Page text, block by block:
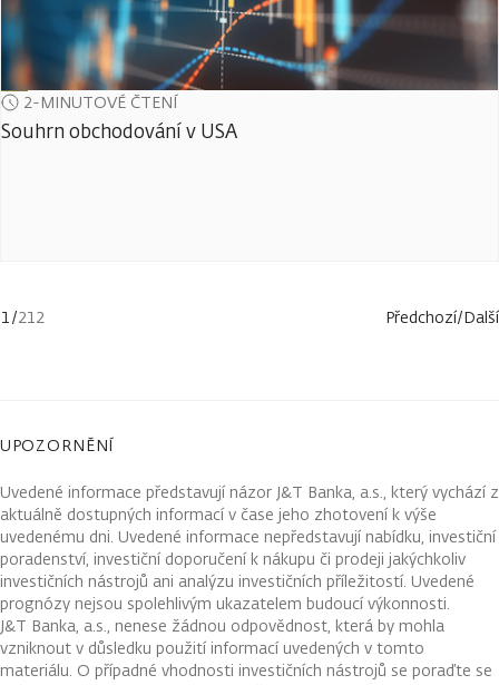
2-MINUTOVÉ ČTENÍ
Souhrn obchodování v USA
1/212 Předchozí/Další
UPOZORNĚNÍ
Uvedené informace představují názor J&T Banka, a.s., který vychází z
aktuálně dostupných informací v čase jeho zhotovení k výše
uvedenému dni. Uvedené informace nepředstavují nabídku, investiční
poradenství, investiční doporučení k nákupu či prodeji jakýchkoliv
investičních nástrojů ani analýzu investičních příležitostí. Uvedené
prognózy nejsou spolehlivým ukazatelem budoucí výkonnosti.
J&T Banka, a.s., nenese žádnou odpovědnost, která by mohla
vzniknout v důsledku použití informací uvedených v tomto
materiálu. O případné vhodnosti investičních nástrojů se poraďte se